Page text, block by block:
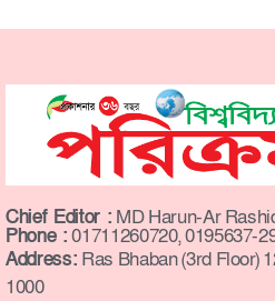
Chief Editor : MD Harun-Ar
Phone :01711260720, 0195637-
Address: Ras Bhaban (3rd Floor)
1000